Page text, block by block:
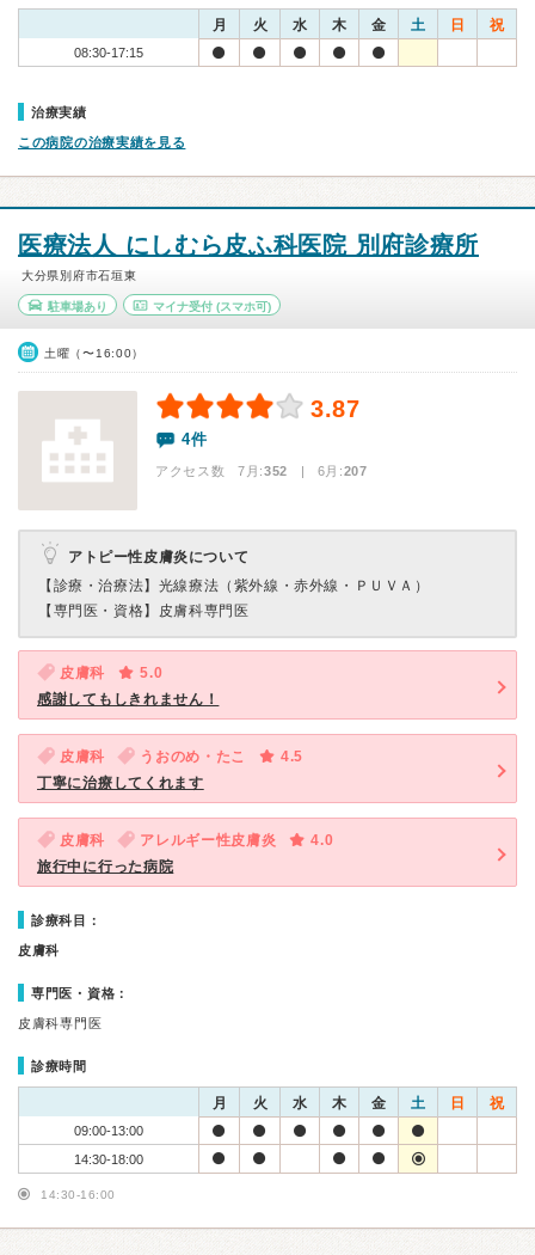
月 火 水 木 金 土 日 祝
08:30-17:15
治療実績
この病院の治療実績を見る
医療法人 にしむら皮ふ科医院 別府診療所
大分県別府市石垣東
駐車場あり マイナ受付(スマホ可)
土曜（〜16:00）
3.87
4件
アクセス数 7月:352 | 6月:207
アトピー性皮膚炎について
【診療・治療法】 光線療法（紫外線・赤外線・ＰＵＶＡ）
【専門医・資格】 皮膚科専門医
皮膚科
5.0
感謝してもしきれません！
皮膚科 うおのめ・たこ
4.5
丁寧に治療してくれます
皮膚科 アレルギー性皮膚炎
4.0
旅行中に行った病院
診療科目：
皮膚科
専門医・資格：
皮膚科専門医
診療時間
月 火 水 木 金 土 日 祝
09:00-13:00
14:30-18:00
14:30-16:00